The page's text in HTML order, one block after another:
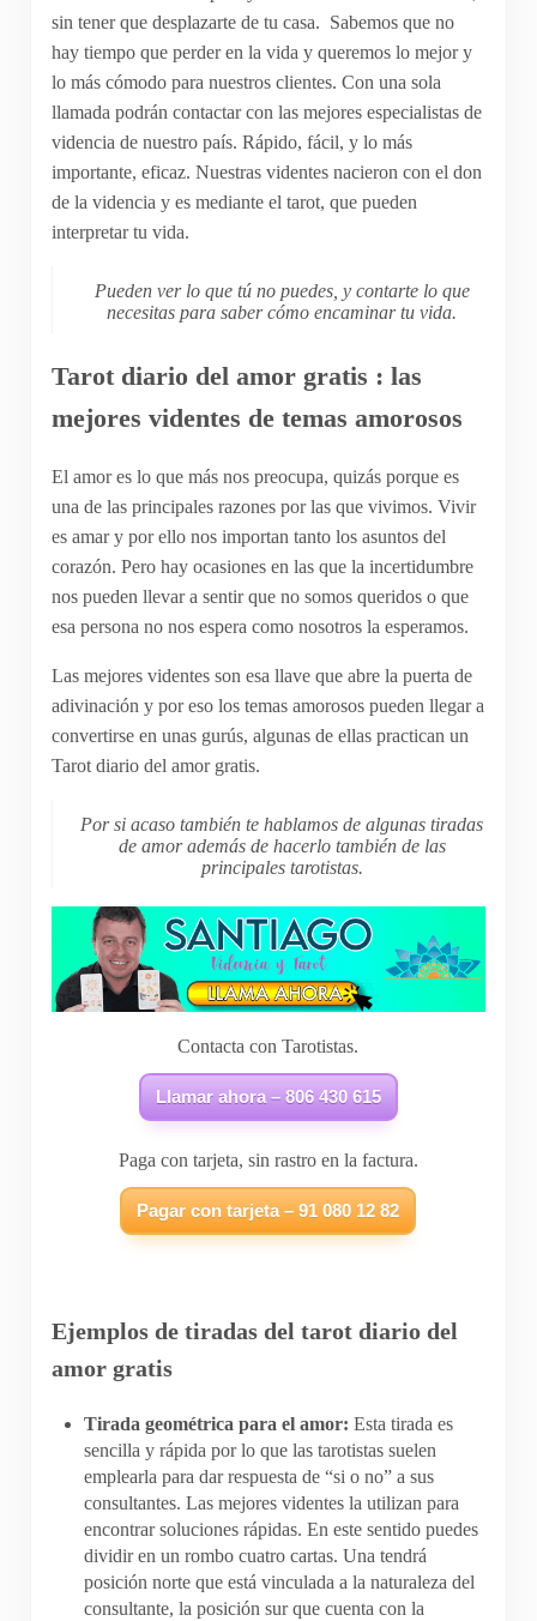
sin tener que desplazarte de tu casa. Sabemos que no
hay tiempo que perder en la vida y queremos lo mejor y
lo más cómodo para nuestros clientes. Con una sola
llamada podrán contactar con las mejores especialistas de
videncia de nuestro país. Rápido, fácil, y lo más
importante, eficaz. Nuestras videntes nacieron con el don
de la videncia y es mediante el tarot, que pueden
interpretar tu vida.
Pueden ver lo que tú no puedes, y contarte lo que
necesitas para saber cómo encaminar tu vida.
Tarot diario del amor gratis : las
mejores videntes de temas amorosos
El amor es lo que más nos preocupa, quizás porque es
una de las principales razones por las que vivimos. Vivir
es amar y por ello nos importan tanto los asuntos del
corazón. Pero hay ocasiones en las que la incertidumbre
nos pueden llevar a sentir que no somos queridos o que
esa persona no nos espera como nosotros la esperamos.
Las mejores videntes son esa llave que abre la puerta de
adivinación y por eso los temas amorosos pueden llegar a
convertirse en unas gurús, algunas de ellas practican un
Tarot diario del amor gratis.
Por si acaso también te hablamos de algunas tiradas
de amor además de hacerlo también de las
principales tarotistas.
Contacta con Tarotistas.
Llamar ahora – 806 430 615
Paga con tarjeta, sin rastro en la factura.
Pagar con tarjeta – 91 080 12 82
Ejemplos de tiradas del tarot diario del
amor gratis
Tirada geométrica para el amor: Esta tirada es
sencilla y rápida por lo que las tarotistas suelen
emplearla para dar respuesta de “si o no” a sus
consultantes. Las mejores videntes la utilizan para
encontrar soluciones rápidas. En este sentido puedes
dividir en un rombo cuatro cartas. Una tendrá
posición norte que está vinculada a la naturaleza del
consultante, la posición sur que cuenta con la